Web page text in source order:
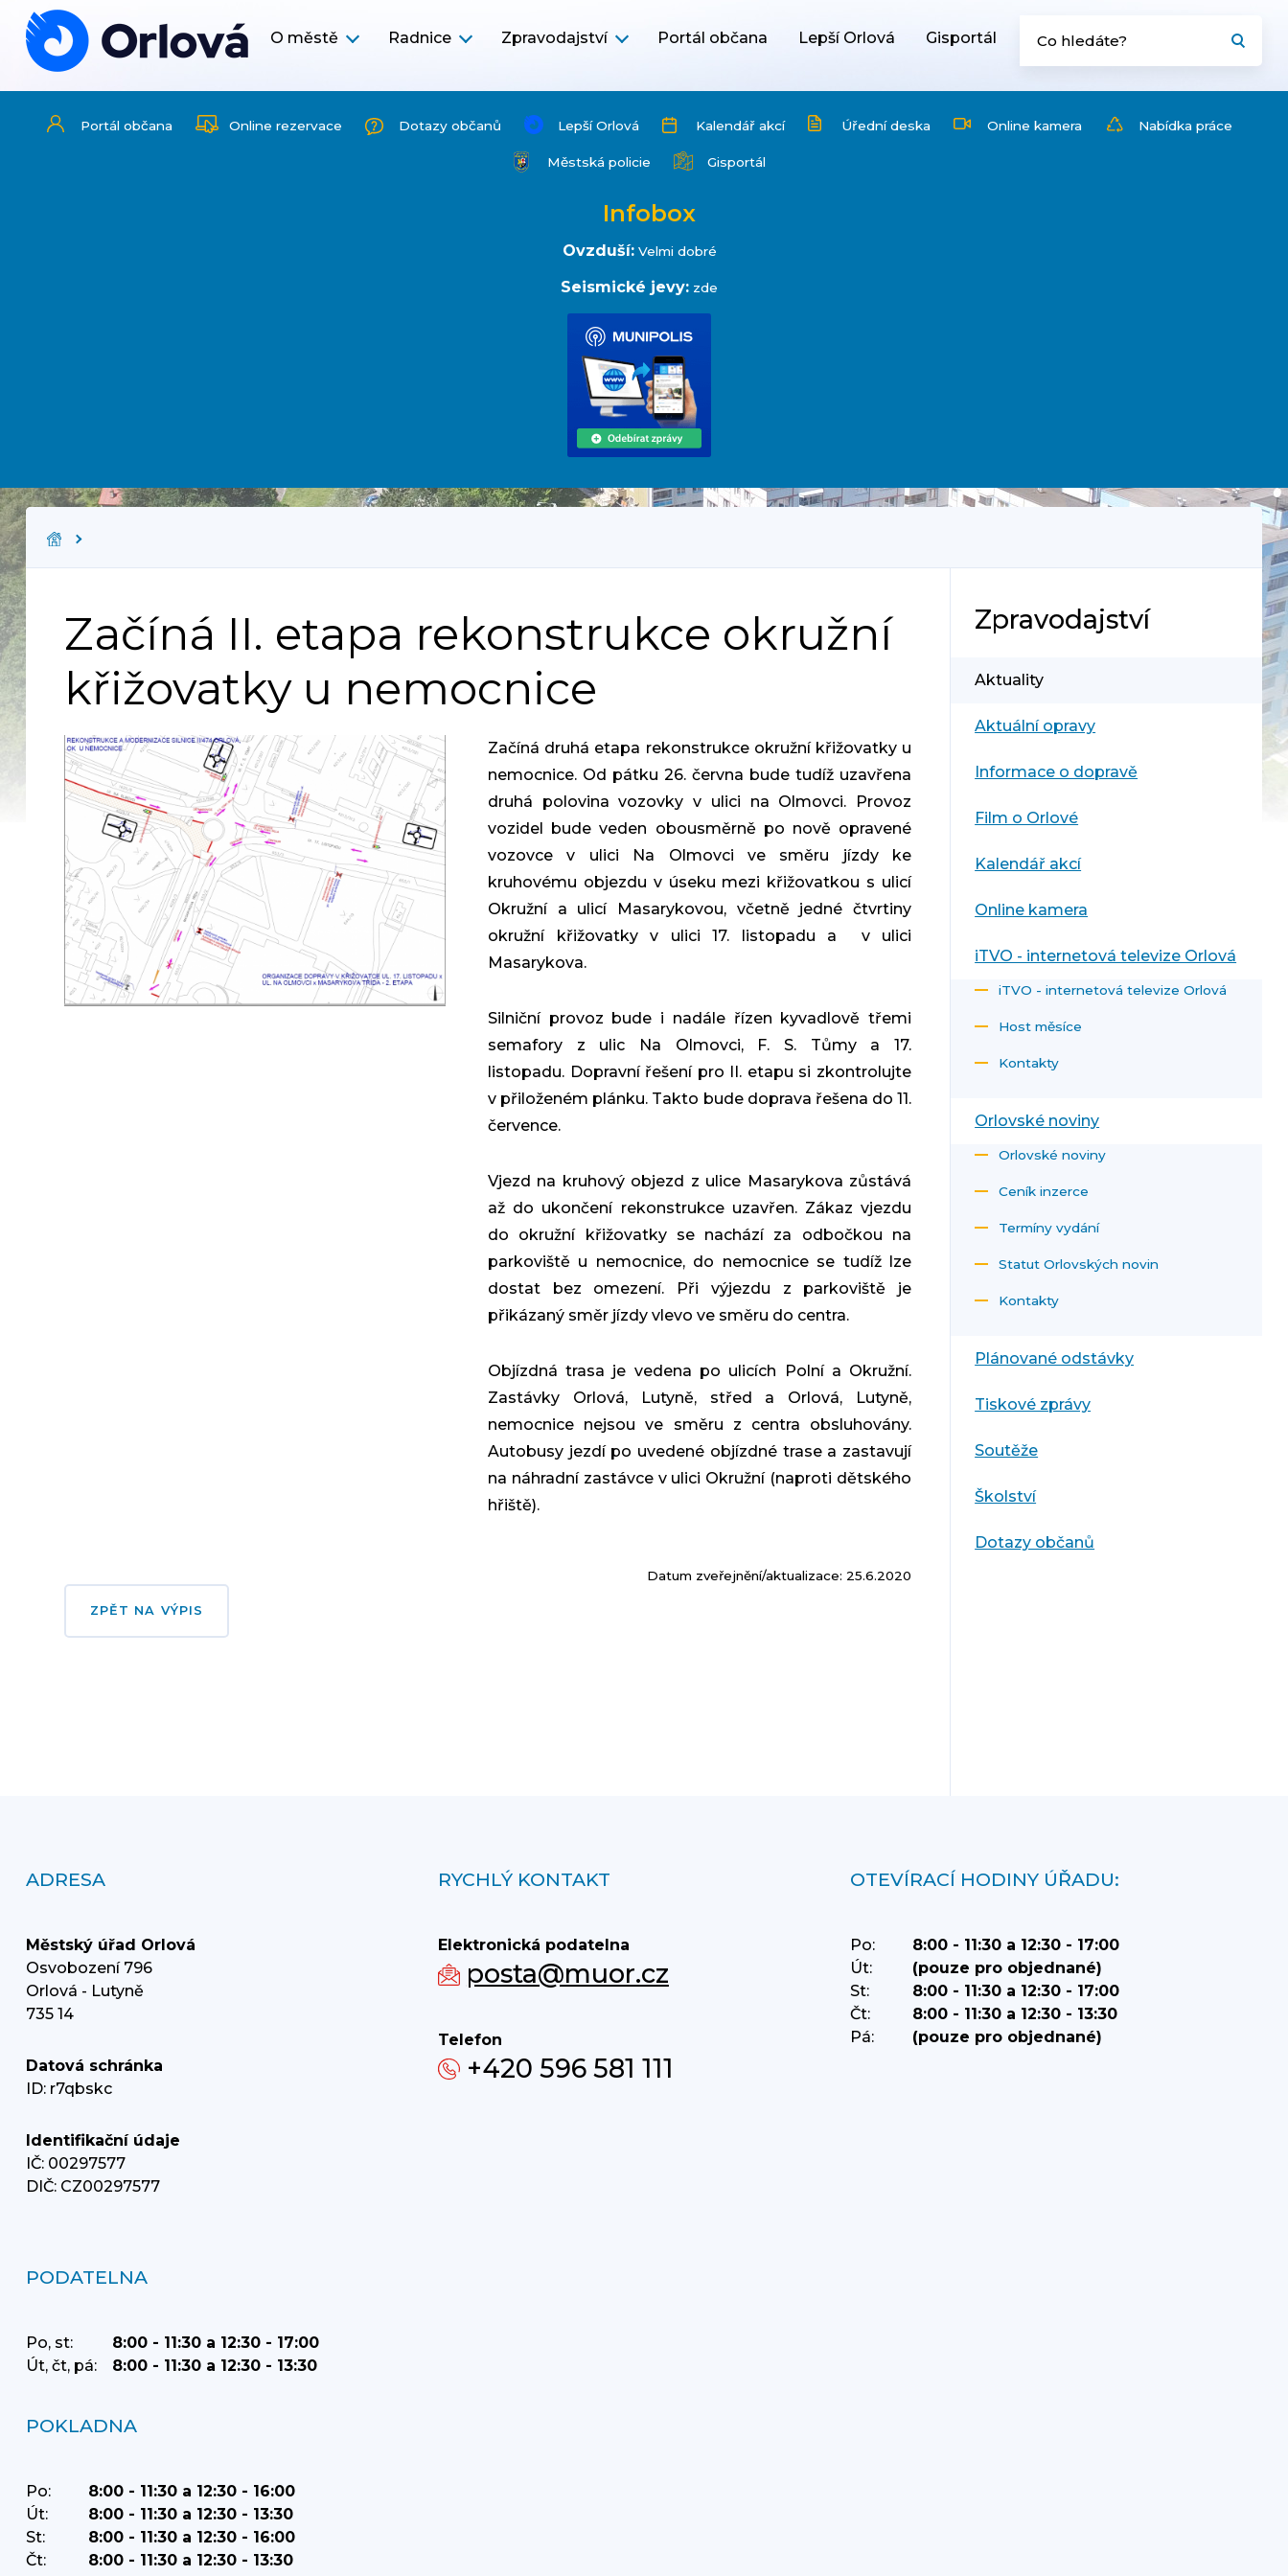
O městě Radnice Zpravodajství Portál občana Lepší Orlová Gisportál
Portál občana Online rezervace Dotazy občanů Lepší Orlová Kalendář akcí Úřední deska Online kamera Nabídka práce
Městská policie Gisportál
Infobox
Ovzduší: Velmi dobré
Seismické jevy: zde
Začíná II. etapa rekonstrukce okružní
křižovatky u nemocnice
Začíná druhá etapa rekonstrukce okružní křižovatky u
nemocnice. Od pátku 26. června bude tudíž uzavřena
druhá polovina vozovky v ulici na Olmovci. Provoz
vozidel bude veden obousměrně po nově opravené
vozovce v ulici Na Olmovci ve směru jízdy ke
kruhovému objezdu v úseku mezi křižovatkou s ulicí
Okružní a ulicí Masarykovou, včetně jedné čtvrtiny
okružní křižovatky v ulici 17. listopadu a v ulici
Masarykova.
Silniční provoz bude i nadále řízen kyvadlově třemi
semafory z ulic Na Olmovci, F. S. Tůmy a 17.
listopadu. Dopravní řešení pro II. etapu si zkontrolujte
v přiloženém plánku. Takto bude doprava řešena do 11.
července.
Vjezd na kruhový objezd z ulice Masarykova zůstává
až do ukončení rekonstrukce uzavřen. Zákaz vjezdu
do okružní křižovatky se nachází za odbočkou na
parkoviště u nemocnice, do nemocnice se tudíž lze
dostat bez omezení. Při výjezdu z parkoviště je
přikázaný směr jízdy vlevo ve směru do centra.
Objízdná trasa je vedena po ulicích Polní a Okružní.
Zastávky Orlová, Lutyně, střed a Orlová, Lutyně,
nemocnice nejsou ve směru z centra obsluhovány.
Autobusy jezdí po uvedené objízdné trase a zastavují
na náhradní zastávce v ulici Okružní (naproti dětského
hřiště).
Datum zveřejnění/aktualizace: 25.6.2020
ZPĚT NA VÝPIS
Zpravodajství
Aktuality
Aktuální opravy
Informace o dopravě
Film o Orlové
Kalendář akcí
Online kamera
iTVO - internetová televize Orlová
iTVO - internetová televize Orlová
Host měsíce
Kontakty
Orlovské noviny
Orlovské noviny
Ceník inzerce
Termíny vydání
Statut Orlovských novin
Kontakty
Plánované odstávky
Tiskové zprávy
Soutěže
Školství
Dotazy občanů
ADRESA
Městský úřad Orlová
Osvobození 796
Orlová - Lutyně
735 14
Datová schránka
ID: r7qbskc
Identifikační údaje
IČ: 00297577
DIČ: CZ00297577
RYCHLÝ KONTAKT
Elektronická podatelna
posta@muor.cz
Telefon
+420 596 581 111
OTEVÍRACÍ HODINY ÚŘADU:
Po:
8:00 - 11:30 a 12:30 - 17:00
Út:
(pouze pro objednané)
St:
8:00 - 11:30 a 12:30 - 17:00
Čt:
8:00 - 11:30 a 12:30 - 13:30
Pá:
(pouze pro objednané)
PODATELNA
Po, st:
8:00 - 11:30 a 12:30 - 17:00
Út, čt, pá:
8:00 - 11:30 a 12:30 - 13:30
POKLADNA
Po:
8:00 - 11:30 a 12:30 - 16:00
Út:
8:00 - 11:30 a 12:30 - 13:30
St:
8:00 - 11:30 a 12:30 - 16:00
Čt:
8:00 - 11:30 a 12:30 - 13:30